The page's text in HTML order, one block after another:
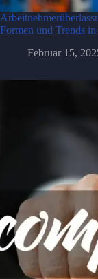
Formen und Trends
Februar 15,